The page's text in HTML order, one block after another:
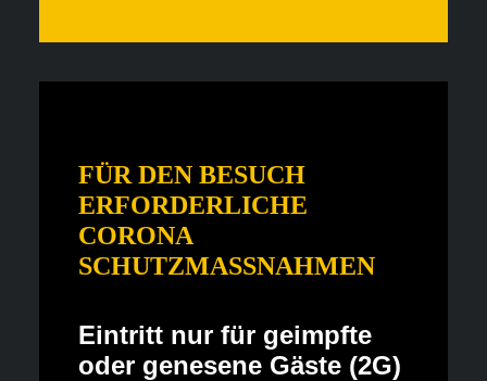
FÜR DEN BESUCH
ERFORDERLICHE
CORONA
SCHUTZMASSNAHMEN
Eintritt nur für geimpfte
oder genesene Gäste (2G)